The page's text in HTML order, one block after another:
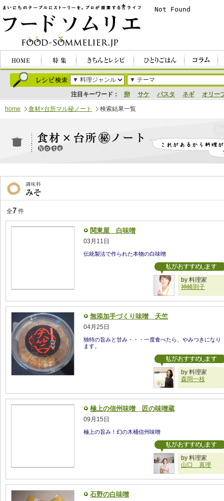
注目キーワード： 卵 サケ パスタ ネギ オリー
home 食材×台所マル秘ノート 検索結果一覧
全7 件
関東屋 白味噌
03月11日
伝統製法で作られた本物の白味噌
by 料理家
神崎則子
無添加手づくり味噌 天竺
04月25日
独特の旨みと甘み・・・一度食べたら、やみつきになり
ます。
by 料理家
森岡一枝
極上の信州味噌 匠の味噌蔵
09月15日
極上の旨み！幻の木桶信州味噌
by 料理家
山口 真理
石野の白味噌